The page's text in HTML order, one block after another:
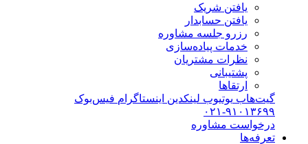
یافتن شریک
یافتن حسابدار
رزرو جلسه مشاوره
خدمات پیاده‌سازی
نظرات مشتریان
پشتیبانی
ارتقاها
گیت‌هاب یوتیوب لینکدین اینستاگرام فیس‌بوک
۰۲۱-۹۱۰۱۳۶۹۹
درخواست مشاوره
تعرفه‌ها